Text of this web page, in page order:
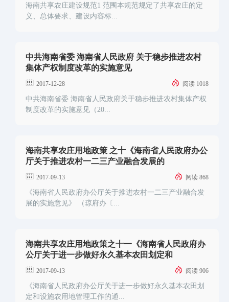
海南共享农庄建设规范1 范围本规范规定了共享农庄的定
义、总体要求、建设内容标...
中共海南省委 海南省人民政府 关于稳步推进农村
集体产权制度改革的实施意见
2017-12-28 阅读 1018
中共海南省委 海南省人民政府关于稳步推进农村集体产权
制度改革的实施意见（20...
海南共享农庄用地政策 之十《海南省人民政府办公
厅关于推进农村一二三产业融合发展的
2017-09-13 阅读 868
《海南省人民政府办公厅关于推进农村一二三产业融合发
展的实施意见》 （琼府办〔...
海南共享农庄用地政策之十一《海南省人民政府办
公厅关于进一步做好永久基本农田划定和
2017-09-13 阅读 906
《海南省人民政府办公厅关于进一步做好永久基本农田划
定和设施农用地管理工作的通...